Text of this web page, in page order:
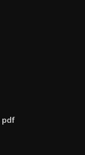
pdf